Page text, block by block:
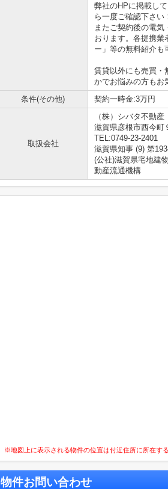
弊社のHPに掲載し
ら一度ご確認下さい
またご契約後の電
おります。各提携業
ー」等の無料紹介も
賃貸以外にも売買・
かでお悩みの方も
条件(その他)
契約一時金:3万円
取扱会社
（株）シバタ不動産
滋賀県彦根市西今町
TEL:0749-23-2401
滋賀県知事 (9) 第
(公社)滋賀県宅地建
動産流通機構
※地図上に表示される物件の位置は付近住所に所在す
物件お問い合わせ